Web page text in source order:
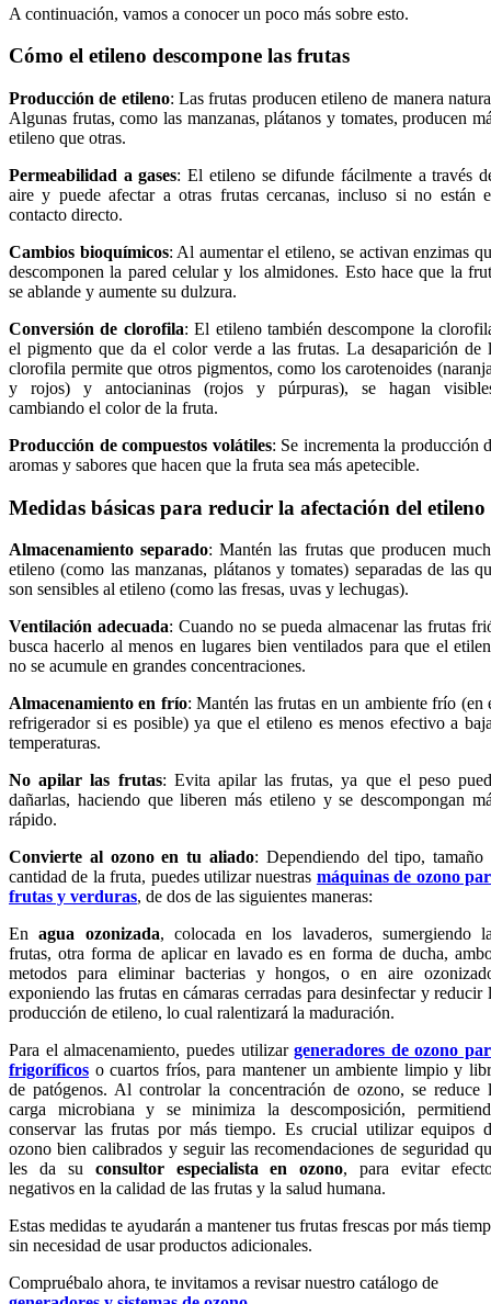
A continuación, vamos a conocer un poco más sobre esto.
Cómo el etileno descompone las frutas
Producción de etileno: Las frutas producen etileno de manera
Algunas frutas, como las manzanas, plátanos y tomates, producen
etileno que otras.
Permeabilidad a gases: El etileno se difunde fácilmente a través
aire y puede afectar a otras frutas cercanas, incluso si no están
contacto directo.
Cambios bioquímicos: Al aumentar el etileno, se activan enzimas
descomponen la pared celular y los almidones. Esto hace que la
se ablande y aumente su dulzura.
Conversión de clorofila: El etileno también descompone la
el pigmento que da el color verde a las frutas. La desaparición de
clorofila permite que otros pigmentos, como los carotenoides
y rojos) y antocianinas (rojos y púrpuras), se hagan
cambiando el color de la fruta.
Producción de compuestos volátiles: Se incrementa la producción
aromas y sabores que hacen que la fruta sea más apetecible.
Medidas básicas para reducir la afectación del etileno
Almacenamiento separado: Mantén las frutas que producen
etileno (como las manzanas, plátanos y tomates) separadas de las
son sensibles al etileno (como las fresas, uvas y lechugas).
Ventilación adecuada: Cuando no se pueda almacenar las frutas
busca hacerlo al menos en lugares bien ventilados para que el
no se acumule en grandes concentraciones.
Almacenamiento en frío: Mantén las frutas en un ambiente frío (en
refrigerador si es posible) ya que el etileno es menos efectivo a
temperaturas.
No apilar las frutas: Evita apilar las frutas, ya que el peso
dañarlas, haciendo que liberen más etileno y se descompongan
rápido.
Convierte al ozono en tu aliado: Dependiendo del tipo, tamaño
cantidad de la fruta, puedes utilizar nuestras máquinas de ozono
frutas y verduras, de dos de las siguientes maneras:
Enagua ozonizada, colocada en los lavaderos, sumergiendo
frutas, otra forma de aplicar en lavado es en forma de ducha,
metodos para eliminar bacterias y hongos, o en aire
exponiendo las frutas en cámaras cerradas para desinfectar y reducir
producción de etileno, lo cual ralentizará la maduración.
Para el almacenamiento, puedes utilizargeneradores de ozono
frigoríficos o cuartos fríos, para mantener un ambiente limpio y
de patógenos. Al controlar la concentración de ozono, se reduce
carga microbiana y se minimiza la descomposición,
conservar las frutas por más tiempo. Es crucial utilizar equipos
ozono bien calibrados y seguir las recomendaciones de seguridad
les da su consultor especialista en ozono, para evitar
negativos en la calidad de las frutas y la salud humana.
Estas medidas te ayudarán a mantener tus frutas frescas por más
sin necesidad de usar productos adicionales.
Compruébalo ahora, te invitamos a revisar nuestro catálogo de